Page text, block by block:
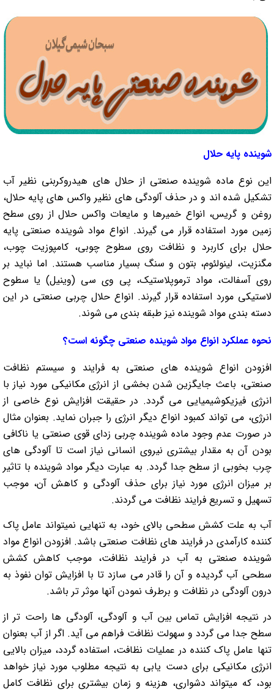
شوینده پایه حلال
این نوع ماده شوینده صنعتی از حلال های هیدروکربنی نظیر آب
تشکیل شده اند و در حذف آلودگی های نظیر واکس های پایه حلال،
روغن و گریس، انواع خمیرها و مایعات واکس حلال از روی سطح
زمین مورد استفاده قرار می گیرند. انواع مواد شوینده صنعتی پایه
حلال برای کاربرد و نظافت روی سطوح چوبی، کامپوزیت چوب،
مگنزیت، لینولئوم، بتون و سنگ بسیار مناسب هستند. اما نباید بر
روی آسفالت، مواد ترموپلاستیک، پی وی سی (وینیل) یا سطوح
لاستیکی مورد استفاده قرار گیرند. انواع حلال چربی صنعتی در این
دسته بندی مواد شوینده نیز طبقه بندی می شوند.
نحوه عملکرد انواع مواد شوینده صنعتی چگونه است؟
افزودن انواع شوینده های صنعتی به فرایند و سیستم نظافت
صنعتی، باعث جایگزین شدن بخشی از انرژی مکانیکی مورد نیاز با
انرژی فیزیکوشیمیایی می گردد. در حقیقت افزایش نوع خاصی از
انرژی، می تواند کمبود انواع دیگر انرژی را جبران نماید. بعنوان مثال
در صورت عدم وجود ماده شوینده چربی زدای قوی صنعتی یا ناکافی
بودن آن به مقدار بیشتری نیروی انسانی نیاز است تا آلودگی های
چرب بخوبی از سطح جدا گردد. به عبارت دیگر مواد شوینده با تاثیر
بر میزان انرژی مورد نیاز برای حذف آلودگی و کاهش آن، موجب
تسهیل و تسریع فرایند نظافت می گردند.
آب به علت کشش سطحی بالای خود، به تنهایی نمیتواند عامل پاک
کننده کارآمدی در فرایند های نظافت صنعتی باشد. افزودن انواع مواد
شوینده صنعتی به آب در فرایند نظافت، موجب کاهش کشش
سطحی آب گردیده و آن را قادر می سازد تا با افزایش توان نفوذ به
درون آلودگی در نظافت و برطرف نمودن آنها موثر تر باشد.
در نتیجه افزایش تماس بین آب و آلودگی، آلودگی ها راحت تر از
سطح جدا می گردد و سهولت نظافت فراهم می آید. اگر از آب بعنوان
تنها عامل پاک کننده در عملیات نظافت، استفاده گردد، میزان بالایی
انرژی مکانیکی برای دست یابی به نتیجه مطلوب مورد نیاز خواهد
بود، که میتواند دشواری، هزینه و زمان بیشتری برای نظافت کامل